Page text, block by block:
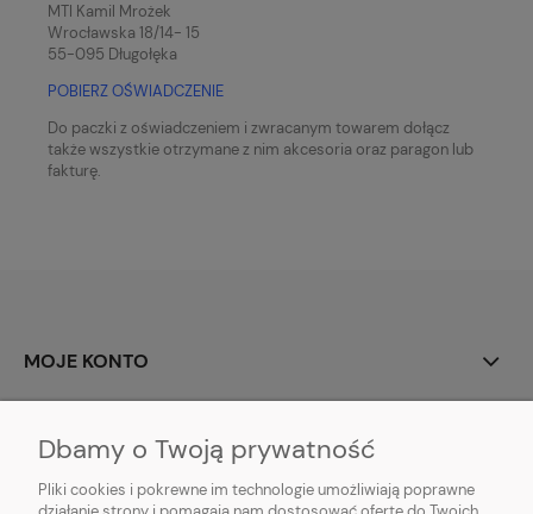
MTI Kamil Mrożek
Wrocławska 18/14- 15
55-095 Długołęka
POBIERZ OŚWIADCZENIE
Do paczki z oświadczeniem i zwracanym towarem dołącz
takżewszystkie otrzymane z nim akcesoria oraz paragon lub
fakturę.
MOJE KONTO
POMOC
Dbamy o Twoją prywatność
Pliki cookies i pokrewne im technologie umożliwiają poprawne